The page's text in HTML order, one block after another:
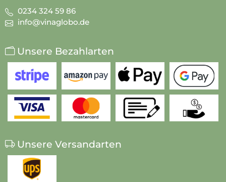
0234 324 59 86
info@vinaglobo.de
Unsere Bezahlarten
Unsere Versandarten